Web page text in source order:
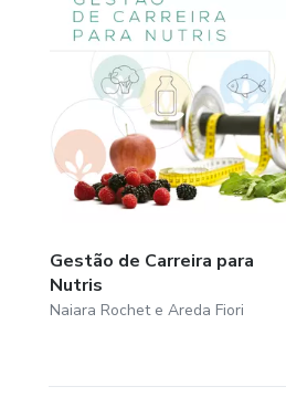
Gestão de Carreira para
Nutris
Naiara Rochet e Areda Fiori